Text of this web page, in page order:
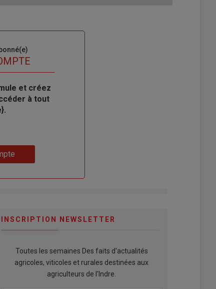
et créez
à tout
INSCRIPTION NEWSLETTER
Toutes les semaines Des faits d'actualités
agricoles, viticoles et rurales destinées aux
agriculteurs de l'Indre.